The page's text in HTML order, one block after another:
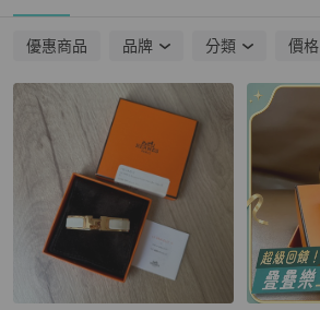
優惠商品 品牌 分類 價格